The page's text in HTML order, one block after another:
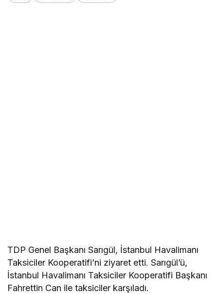
TDP Genel Başkanı Sarıgül, İstanbul Havalimanı
Taksiciler Kooperatifi’ni ziyaret etti. Sarıgül’ü,
İstanbul Havalimanı Taksiciler Kooperatifi Başkanı
Fahrettin Can ile taksiciler karşıladı.